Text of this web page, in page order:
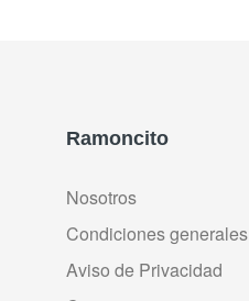
Ramoncito
Nosotros
Condiciones generales
Aviso de Privacidad